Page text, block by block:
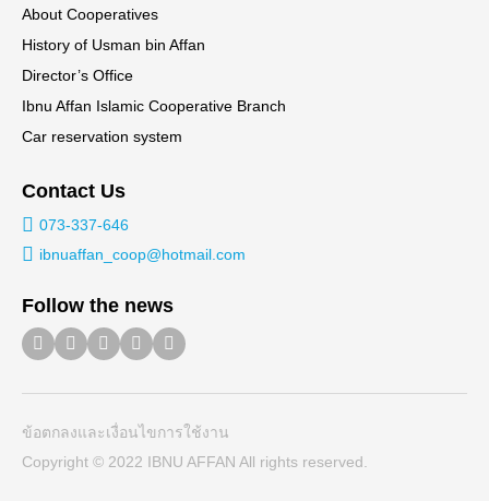
About Cooperatives
History of Usman bin Affan
Director’s Office
Ibnu Affan Islamic Cooperative Branch
Car reservation system
Contact Us
073-337-646
ibnuaffan_coop@hotmail.com
Follow the news
ข้อตกลงและเงื่อนไขการใช้งาน
Copyright © 2022 IBNU AFFAN All rights reserved.